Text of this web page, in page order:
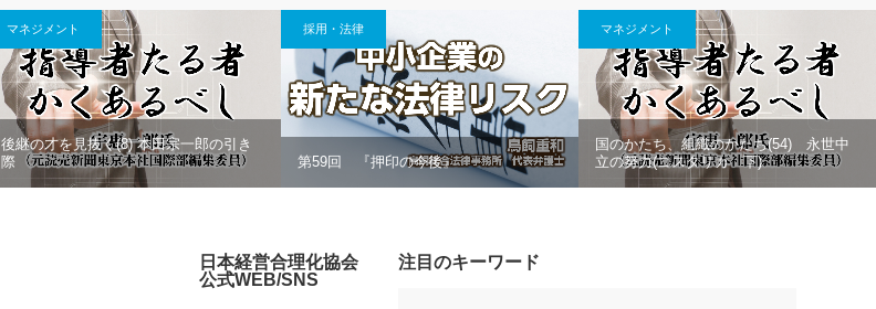
マネジメント
後継の才を見抜く(8) 本田宗一郎の引き
際
採用・法律
第59回 『押印の今後』
マネジメント
国のかたち、組織のかたち(54) 永世中
立の努力(コスタリカ 下)
注目のキーワード
日本経営合理化協会
公式WEB/SNS